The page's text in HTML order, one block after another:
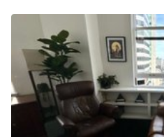
Restaurant / Bar / Cafe
Rooftop
Salon
Shop Share
Stall / Market Stall